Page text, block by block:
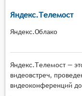
Яндекс.Телемост
Яндекс.Облако
Яндекс.Телемост —
видеовстреч,
видеоконференций до